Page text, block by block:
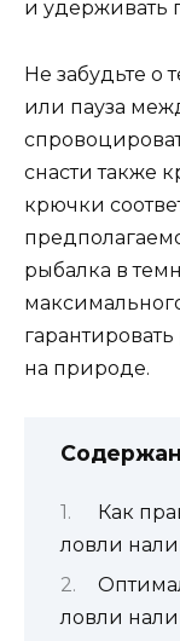
и удерживать
Не забудьте о
или пауза
снасти также
крючки
рыбалка в
на природе.
Как
ловли
ловли